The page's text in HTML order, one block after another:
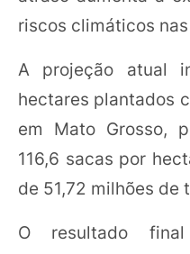
riscos climáticos
A projeção atual
hectares plantados
em Mato Grosso,
116,6 sacas por
de 51,72 milhões de
O resultado